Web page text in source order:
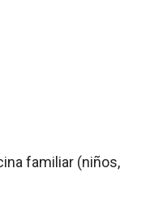
familiar (niños,